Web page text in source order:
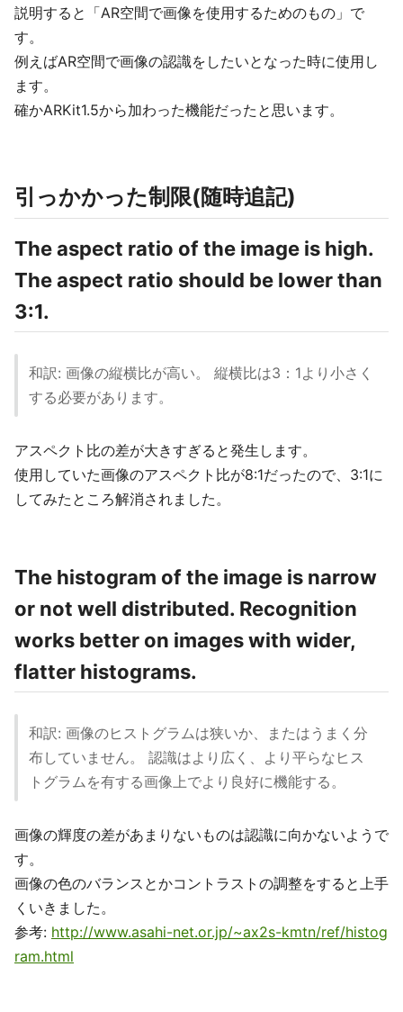
説明すると「AR空間で画像を使用するためのもの」で
す。
例えばAR空間で画像の認識をしたいとなった時に使用し
ます。
確かARKit1.5から加わった機能だったと思います。
引っかかった制限(随時追記)
The aspect ratio of the image is high.
The aspect ratio should be lower than
3:1.
和訳: 画像の縦横比が高い。 縦横比は3：1より小さく
する必要があります。
アスペクト比の差が大きすぎると発生します。
使用していた画像のアスペクト比が8:1だったので、3:1に
してみたところ解消されました。
The histogram of the image is narrow
or not well distributed. Recognition
works better on images with wider,
flatter histograms.
和訳: 画像のヒストグラムは狭いか、またはうまく分
布していません。 認識はより広く、より平らなヒス
トグラムを有する画像上でより良好に機能する。
画像の輝度の差があまりないものは認識に向かないようで
す。
画像の色のバランスとかコントラストの調整をすると上手
くいきました。
参考: http://www.asahi-net.or.jp/~ax2s-kmtn/ref/histog
ram.html